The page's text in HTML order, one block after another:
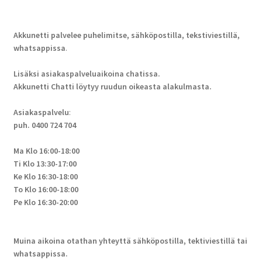
Akkunetti palvelee puhelimitse, sähköpostilla, tekstiviestillä,
whatsappissa.
Lisäksi asiakaspalveluaikoina chatissa.
Akkunetti Chatti löytyy ruudun oikeasta alakulmasta.
Asiakaspalvelu:
puh. 0400 724 704
Ma Klo 16:00-18:00
Ti Klo 13:30-17:00
Ke Klo 16:30-18:00
To Klo 16:00-18:00
Pe Klo 16:30-20:00
Muina aikoina otathan yhteyttä sähköpostilla, tektiviestillä tai
whatsappissa.